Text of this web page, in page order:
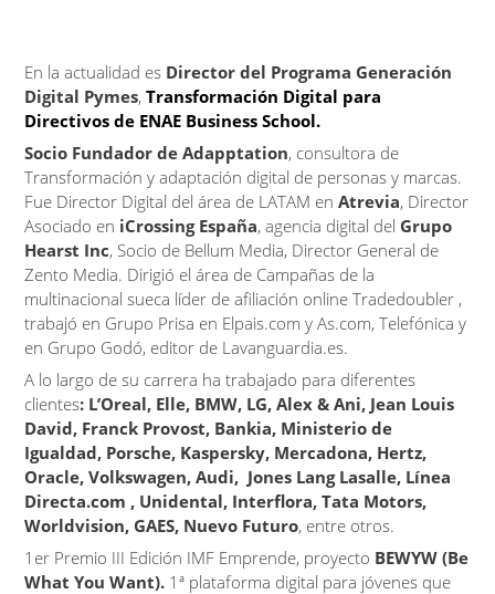
En la actualidad es Director del Programa Generación
Digital Pymes,Transformación Digital para
Directivos de ENAE Business School.
Socio Fundador de Adapptation, consultora de
Transformación y adaptación digital de personas y marcas.
Fue Director Digital del área de LATAM en Atrevia, Director
Asociado en iCrossing España, agencia digital del Grupo
Hearst Inc, Socio de Bellum Media, Director General de
Zento Media. Dirigió el área de Campañas de la
multinacional sueca líder de afiliación online Tradedoubler ,
trabajó en Grupo Prisa en Elpais.com y As.com, Telefónica y
en Grupo Godó, editor de Lavanguardia.es.
A lo largo de su carrera ha trabajado para diferentes
clientes: L’Oreal, Elle, BMW, LG, Alex & Ani, Jean Louis
David, Franck Provost, Bankia, Ministerio de
Igualdad, Porsche, Kaspersky, Mercadona, Hertz,
Oracle, Volkswagen, Audi, Jones Lang Lasalle, Línea
Directa.com , Unidental, Interflora, Tata Motors,
Worldvision, GAES, Nuevo Futuro, entre otros.
1er Premio III Edición IMF Emprende, proyecto BEWYW (Be
What You Want). 1ª plataforma digital para jóvenes que